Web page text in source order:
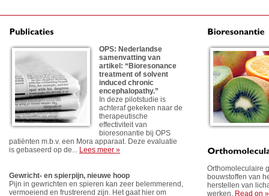
OPS: Nederlandse
samenvatting van
artikel: “Bioresonance
treatment of solvent
induced chronic
encephalopathy.”
In deze pilotstudie is
achteraf gekeken naar de
therapeutische
effectiviteit van
bioresonantie bij OPS
patiënten m.b.v. een Mora apparaat. Deze evaluatie
is gebaseerd op de... Lees meer »
Gewricht- en spierpijn, nieuwe hoop
Pijn in gewrichten en spieren kan zeer belemmerend,
vermoeiend en frustrerend zijn. Het gaat hier om
Orthomoleculaire
bouwstoffen van
herstellen van
werken. Read on »